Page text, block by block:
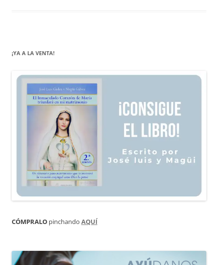
¡YA A LA VENTA!
CÓMPRALO pinchando AQUÍ